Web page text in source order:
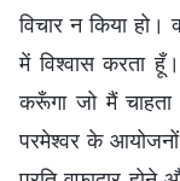
विचार न किया हो।
में विश्वास करता
करूँगा जो मैं
परमेश्वर के